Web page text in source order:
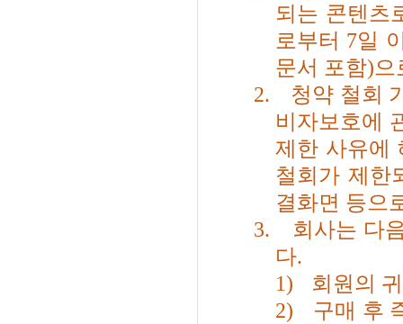
되는 콘텐츠
로부터 7일
문서 포함)으
2.
청약 철회
비자보호에
제한 사유에
철회가 제한
결화면 등으
3.
회사는 다
다.
1)
회원의
2)
구매 후